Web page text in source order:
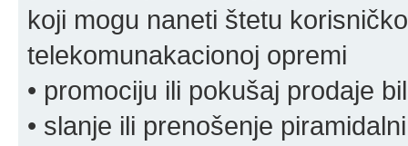
koji mogu naneti štetu
telekomunakacionoj opremi
• promociju ili pokušaj prodaje
• slanje ili prenošenje